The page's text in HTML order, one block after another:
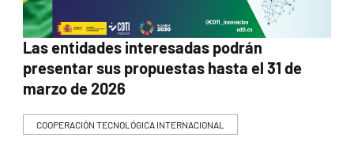
Las entidades interesadas podrán
presentar sus propuestas hasta el 31 de
marzo de 2026
COOPERACIÓN TECNOLÓGICA INTERNACIONAL